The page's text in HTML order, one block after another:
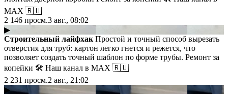
МАХ 🇷🇺
2 146 просм.3 авг., 08:02
▶
Строительный лайфхак Простой и точный способ вырезать
отверстия для труб: картон легко гнется и режется, что
позволяет создать точный шаблон по форме трубы. Ремонт за
копейки 🛠 Наш канал в МАХ 🇷🇺
2 231 просм.2 авг., 21:02
▶